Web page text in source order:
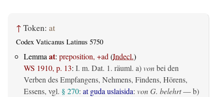
↑ Token: at
Codex Vaticanus Latinus 5750
Lemmaat: preposition, +ad(Indecl.)
WS 1910, p. 13: I. m. Dat. 1. räuml. a)vonbei den
Verben des Empfangens, Nehmens, Findens, Hörens,
Essens, vgl. § 270: at guda uslaisida: von G. belehrt— b)